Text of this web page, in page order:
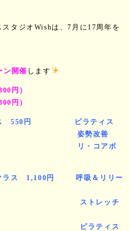
タジオWishは、7月に17周年を
ン開催 します
円）
円）
ス 550円 ピラティス
改善
アボ
1,100円 呼吸＆リリー
ッチ
ィス